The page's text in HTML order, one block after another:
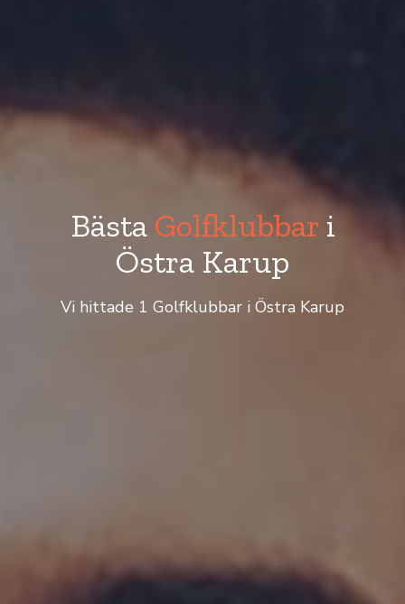
Bästa Golfklubbari
Östra Karup
Vi hittade 1 Golfklubbar i Östra Karup